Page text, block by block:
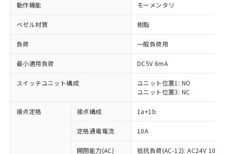
動作機能 モーメンタリ
ベゼル材質 樹脂
負荷 一般負荷用
最小適用負荷 DC5V 6mA
スイッチユニット構成
ユニット位置1: NO
ユニット位置3: NC
接点定格 接点構成 1a+1b
定格通電電流 10A
開閉能力(AC)
抵抗負荷(AC-12): AC24V 10A/